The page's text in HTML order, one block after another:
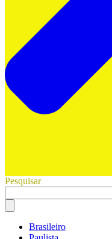
Pesquisar
Brasileiro